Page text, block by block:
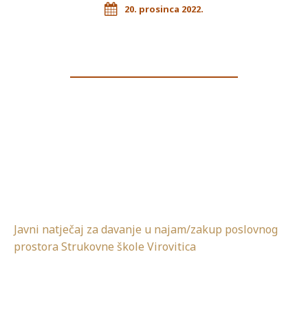
20. prosinca 2022.
Javni natječaj za davanje u najam/zakup poslovnog
prostora Strukovne škole Virovitica